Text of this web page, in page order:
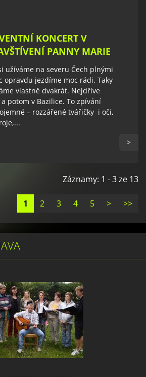
KONCERT V
PANNY MARIE
užíváme na severu Čech plnými
opravdu jezdíme moc rádi. Taky
vlastně dvakrát. Nejdříve
potom v Bazilice. To zpívání
– rozzářené tvářičky i oči,
>
Záznamy: 1 - 3 ze 13
1 2 3 4 5 > >>